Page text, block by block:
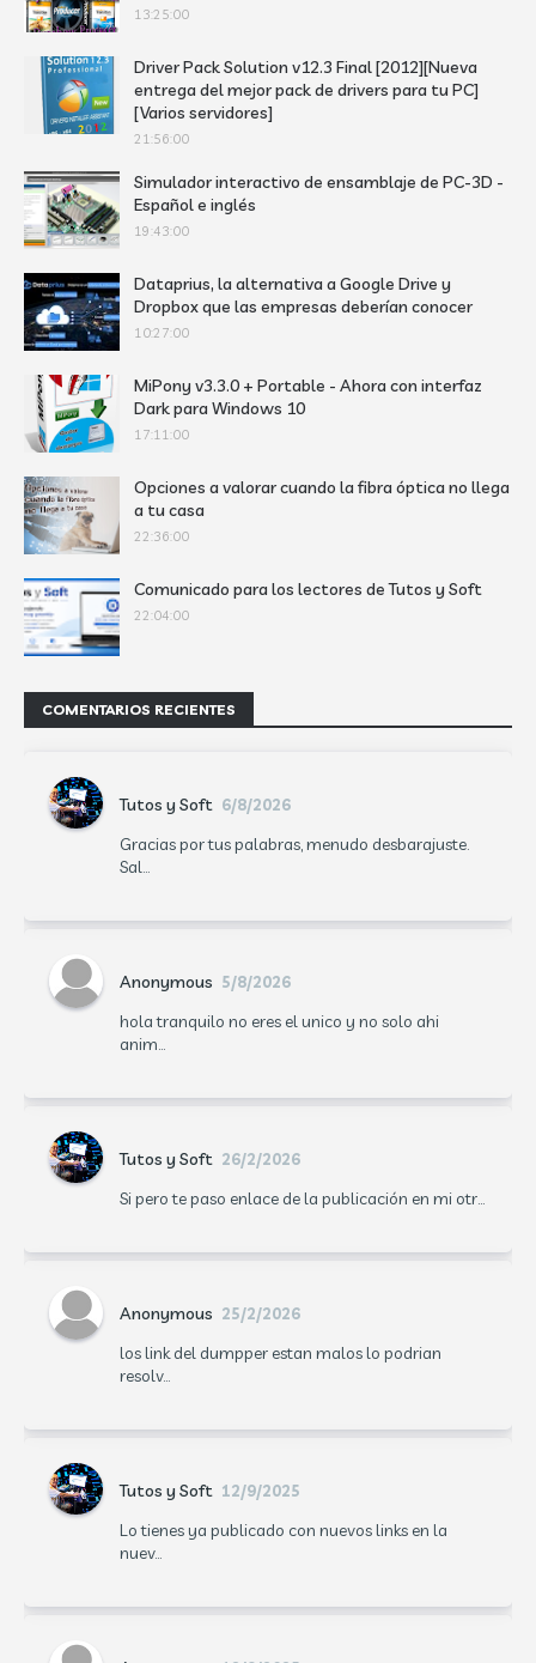
13:25:00
Driver Pack Solution v12.3 Final [2012][Nueva
entrega del mejor pack de drivers para tu PC]
[Varios servidores]
21:56:00
Simulador interactivo de ensamblaje de PC-3D -
Español e inglés
19:43:00
Dataprius, la alternativa a Google Drive y
Dropbox que las empresas deberían conocer
10:27:00
MiPony v3.3.0 + Portable - Ahora con interfaz
Dark para Windows 10
17:11:00
Opciones a valorar cuando la fibra óptica no llega
a tu casa
22:36:00
Comunicado para los lectores de Tutos y Soft
22:04:00
COMENTARIOS RECIENTES
Tutos y Soft 6/8/2026
Gracias por tus palabras, menudo desbarajuste.
Sal...
Anonymous 5/8/2026
hola tranquilo no eres el unico y no solo ahi
anim...
Tutos y Soft 26/2/2026
Si pero te paso enlace de la publicación en mi otr...
Anonymous 25/2/2026
los link del dumpper estan malos lo podrian
resolv...
Tutos y Soft 12/9/2025
Lo tienes ya publicado con nuevos links en la
nuev...